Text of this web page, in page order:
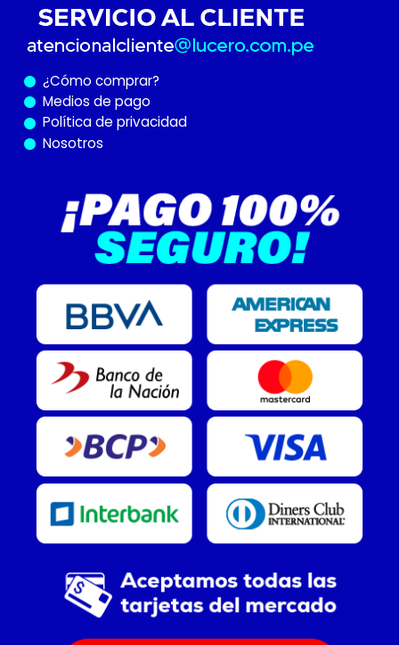
¿Cómo comprar?
Medios de pago
Política de privacidad
Nosotros